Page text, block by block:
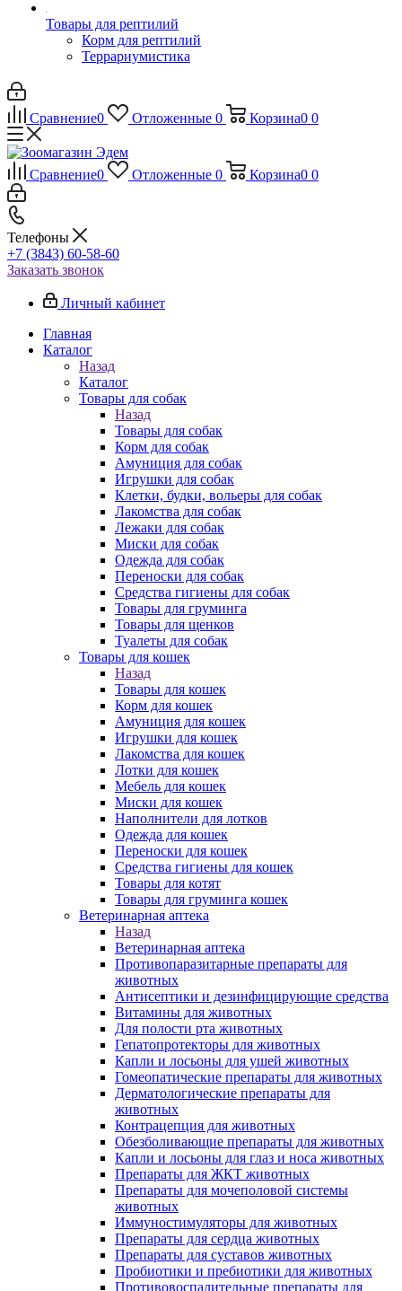
Товары для рептилий
Корм для рептилий
Террариумистика
Сравнение0 Отложенные 0 Корзина0 0
Сравнение0 Отложенные 0 Корзина0 0
Телефоны
+7 (3843) 60-58-60
Заказать звонок
Личный кабинет
Главная
Каталог
Назад
Каталог
Товары для собак
Назад
Товары для собак
Корм для собак
Амуниция для собак
Игрушки для собак
Клетки, будки, вольеры для собак
Лакомства для собак
Лежаки для собак
Миски для собак
Одежда для собак
Переноски для собак
Средства гигиены для собак
Товары для груминга
Товары для щенков
Туалеты для собак
Товары для кошек
Назад
Товары для кошек
Корм для кошек
Амуниция для кошек
Игрушки для кошек
Лакомства для кошек
Лотки для кошек
Мебель для кошек
Миски для кошек
Наполнители для лотков
Одежда для кошек
Переноски для кошек
Средства гигиены для кошек
Товары для котят
Товары для груминга кошек
Ветеринарная аптека
Назад
Ветеринарная аптека
Противопаразитарные препараты для
животных
Антисептики и дезинфицирующие средства
Витамины для животных
Для полости рта животных
Гепатопротекторы для животных
Капли и лосьоны для ушей животных
Гомеопатические препараты для животных
Дерматологические препараты для
животных
Контрацепция для животных
Обезболивающие препараты для животных
Капли и лосьоны для глаз и носа животных
Препараты для ЖКТ животных
Препараты для мочеполовой системы
животных
Иммуностимуляторы для животных
Препараты для сердца животных
Препараты для суставов животных
Пробиотики и пребиотики для животных
Противовоспалительные препараты для